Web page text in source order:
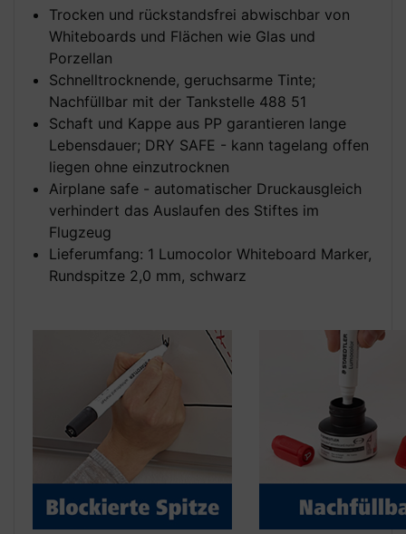
Trocken und rückstandsfrei abwischbar von
Whiteboards und Flächen wie Glas und
Porzellan
Schnelltrocknende, geruchsarme Tinte;
Nachfüllbar mit der Tankstelle 488 51
Schaft und Kappe aus PP garantieren lange
Lebensdauer; DRY SAFE - kann tagelang offen
liegen ohne einzutrocknen
Airplane safe - automatischer Druckausgleich
verhindert das Auslaufen des Stiftes im
Flugzeug
Lieferumfang: 1 Lumocolor Whiteboard Marker,
Rundspitze 2,0 mm, schwarz